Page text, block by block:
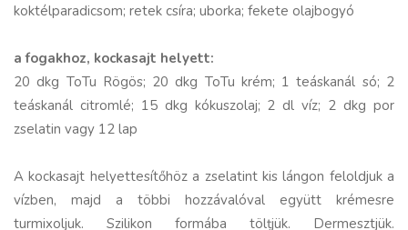
koktélparadicsom; retek csíra; uborka; fekete olajbogyó
a fogakhoz, kockasajt helyett:
20 dkg ToTu Rögös; 20 dkg ToTu krém; 1 teáskanál só; 2
teáskanál citromlé; 15 dkg kókuszolaj; 2 dl víz; 2 dkg por
zselatin vagy 12 lap
A kockasajt helyettesítőhöz a zselatint kis lángon feloldjuk a
vízben, majd a többi hozzávalóval együtt krémesre
turmixoljuk. Szilikon formába tölțjük. Dermesztjük.